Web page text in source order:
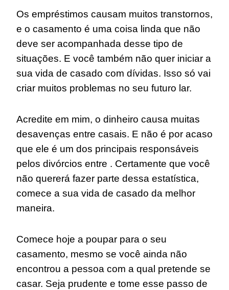
Os empréstimos causam muitos transtornos,
e o casamento é uma coisa linda que não
deve ser acompanhada desse tipo de
situações. E você também não quer iniciar a
sua vida de casado com dívidas. Isso só vai
criar muitos problemas no seu futuro lar.
Acredite em mim, o dinheiro causa muitas
desavenças entre casais. E não é por acaso
que ele é um dos principais responsáveis
pelos divórcios entre . Certamente que você
não quererá fazer parte dessa estatística,
comece a sua vida de casado da melhor
maneira.
Comece hoje a poupar para o seu
casamento, mesmo se você ainda não
encontrou a pessoa com a qual pretende se
casar. Seja prudente e tome esse passo de